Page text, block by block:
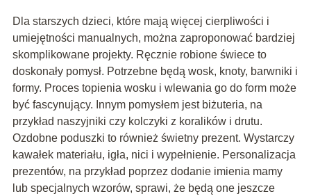
Dla starszych dzieci, które mają więcej cierpliwości i
umiejętności manualnych, można zaproponować bardziej
skomplikowane projekty. Ręcznie robione świece to
doskonały pomysł. Potrzebne będą wosk, knoty, barwniki i
formy. Proces topienia wosku i wlewania go do form może
być fascynujący. Innym pomysłem jest biżuteria, na
przykład naszyjniki czy kolczyki z koralików i drutu.
Ozdobne poduszki to również świetny prezent. Wystarczy
kawałek materiału, igła, nici i wypełnienie. Personalizacja
prezentów, na przykład poprzez dodanie imienia mamy
lub specjalnych wzorów, sprawi, że będą one jeszcze